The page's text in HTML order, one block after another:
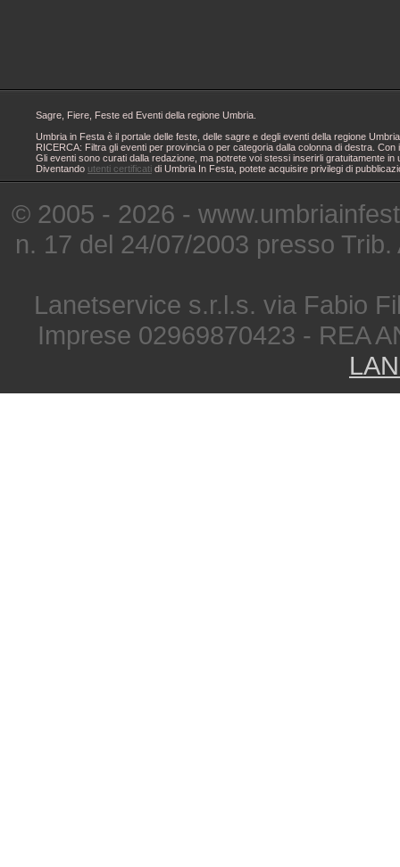
Sagre, Fiere, Feste ed Eventi della regione Umbria.
Umbria in Festa è il portale delle feste, delle sagre e degli eventi della regione
RICERCA: Filtra gli eventi per provincia o per categoria dalla colonna di destra.
Gli eventi sono curati dalla redazione, ma potrete voi stessi inserirli gratuitamente
Diventando utenti certificati di Umbria In Festa, potete acquisire privilegi di
© 2005 - 2026 -
n. 17 del 24/07/2003 presso
Lanetservice s.r.l.s. via Fabio
Imprese 02969870423 - REA